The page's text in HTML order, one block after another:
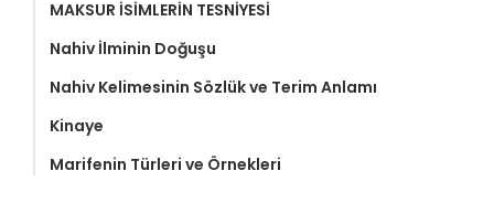
MAKSUR İSİMLERİN TESNİYESİ
Nahiv İlminin Doğuşu
Nahiv Kelimesinin Sözlük ve Terim Anlamı
Kinaye
Marifenin Türleri ve Örnekleri